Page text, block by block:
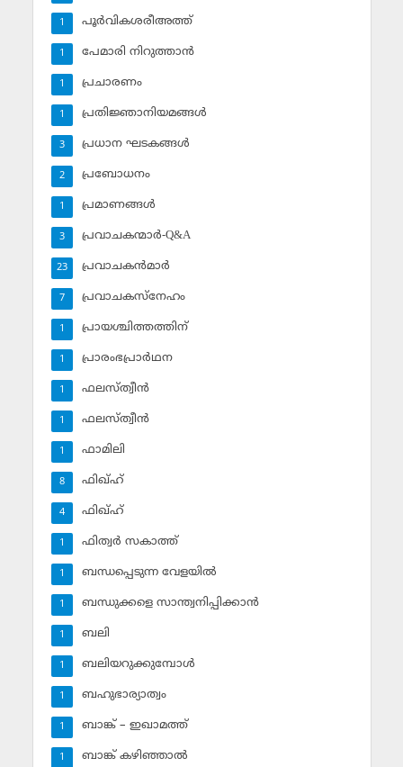
പൂര്‍വികശരീഅത്ത്
1
പേമാരി നിറുത്താന്‍
1
പ്രചാരണം
1
പ്രതിജ്ഞാനിയമങ്ങള്‍
1
പ്രധാന ഘടകങ്ങള്‍
3
പ്രബോധനം
2
പ്രമാണങ്ങള്‍
1
പ്രവാചകന്മാര്‍-Q&A
3
പ്രവാചകന്‍മാര്‍
23
പ്രവാചകസ്‌നേഹം
7
പ്രായശ്ചിത്തത്തിന്
1
പ്രാരംഭപ്രാര്‍ഥന
1
ഫലസ്ത്വീൻ
1
ഫലസ്ത്വീൻ
1
ഫാമിലി
1
ഫിഖ്ഹ്
8
ഫിഖ്ഹ്‌
4
ഫിത്വര്‍ സകാത്ത്‌
1
ബന്ധപ്പെടുന്ന വേളയില്‍
1
ബന്ധുക്കളെ സാന്ത്വനിപ്പിക്കാന്‍
1
ബലി
1
ബലിയറുക്കുമ്പോള്‍
1
ബഹുഭാര്യാത്വം
1
ബാങ്ക് – ഇഖാമത്ത്
1
ബാങ്ക് കഴിഞ്ഞാല്‍
1